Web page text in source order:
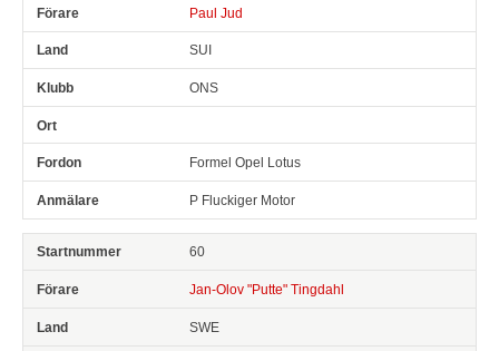
Paul Jud
SUI
ONS
Formel Opel Lotus
P Fluckiger Motor
60
Jan-Olov "Putte" Tingdahl
SWE